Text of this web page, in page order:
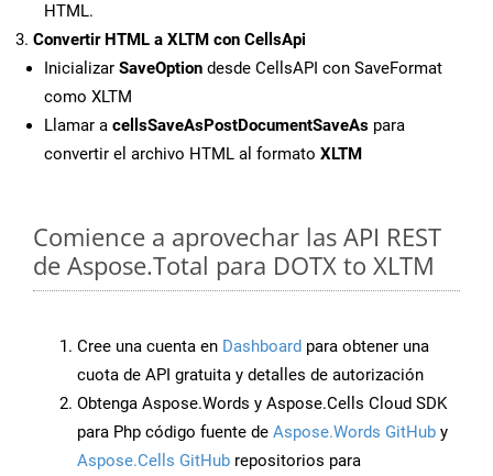
HTML.
Convertir HTML a XLTM con CellsApi
Inicializar SaveOption desde CellsAPI con SaveFormat
como XLTM
Llamar a cellsSaveAsPostDocumentSaveAs para
convertir el archivo HTML al formato XLTM
Comience a aprovechar las API REST
de Aspose.Total para DOTX to XLTM
Cree una cuenta en Dashboard para obtener una
cuota de API gratuita y detalles de autorización
Obtenga Aspose.Words y Aspose.Cells Cloud SDK
para Php código fuente de Aspose.Words GitHub y
Aspose.Cells GitHub repositorios para